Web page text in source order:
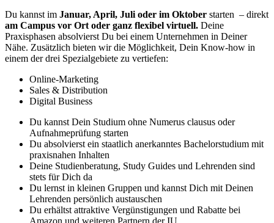
Du kannst im Januar, April, Juli oder im Oktober starten – direkt
am Campus vor Ort oder ganz flexibel virtuell. Deine
Praxisphasen absolvierst Du bei einem Unternehmen in Deiner
Nähe. Zusätzlich bieten wir die Möglichkeit, Dein Know-how in
einem der drei Spezialgebiete zu vertiefen:
Online-Marketing
Sales & Distribution
Digital Business
Du kannst Dein Studium ohne Numerus clausus oder
Aufnahmeprüfung starten
Du absolvierst ein staatlich anerkanntes Bachelorstudium mit
praxisnahen Inhalten
Deine Studienberatung, Study Guides und Lehrenden sind
stets für Dich da
Du lernst in kleinen Gruppen und kannst Dich mit Deinen
Lehrenden persönlich austauschen
Du erhältst attraktive Vergünstigungen und Rabatte bei
Amazon und weiteren Partnern der IU